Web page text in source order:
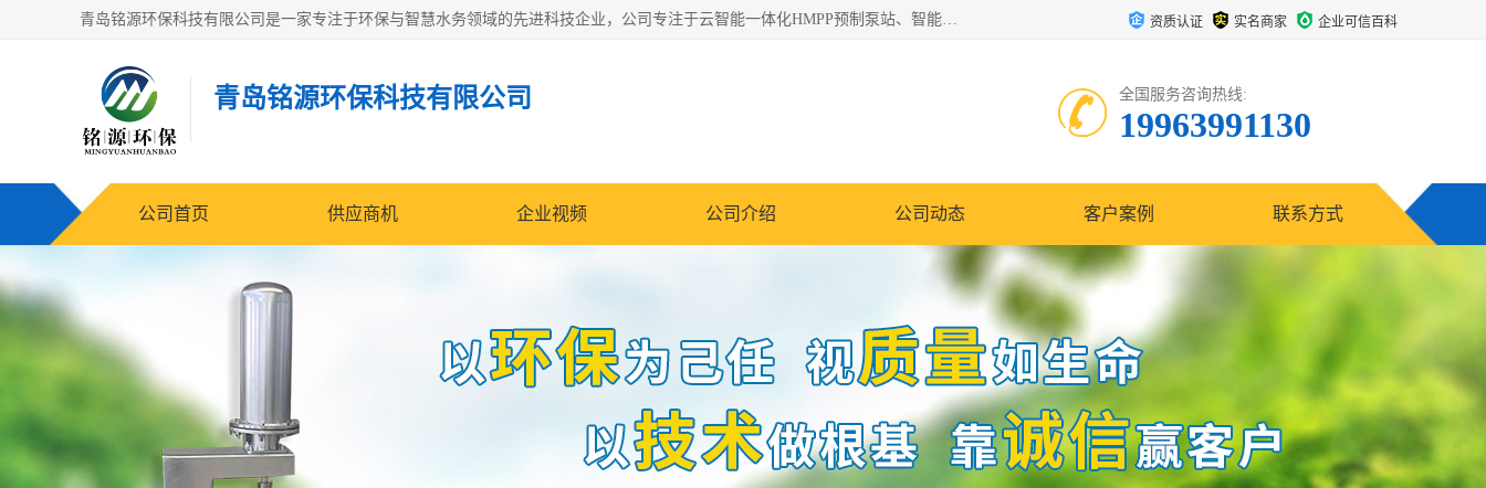
青岛铭源环保科技有限公司是一家专注于环保与智慧水务领域的先进科技企业，公司专注于云智能一体化HMPP预制泵站、智能截流井设备、调蓄池雨洪管理设备、水务循环利用、云智慧水务开发及新型环保技术研发等领域。 资质认证 实名商家 企业可信百科
青岛铭源环保科技有限公司 全国服务咨询热线:
19963991130
公司首页 供应商机 企业视频 公司介绍 公司动态 客户案例 联系方式